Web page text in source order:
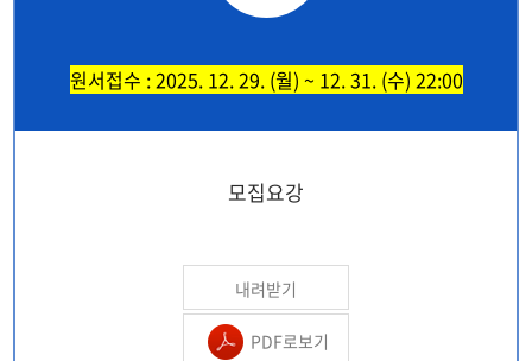
원서접수 : 2025. 12. 29. (월) ~ 12. 31. (수) 22:00
모집요강
내려받기
PDF로보기